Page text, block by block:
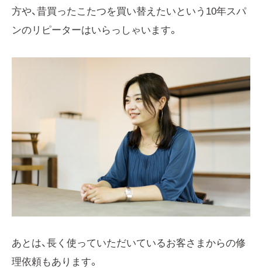
方や、昔買ったこたつを買い替えたいという10年スパ
ンのリピーターはいらっしゃいます。
あとは、長く使っていただいているお客さまからの修
理依頼もあります。